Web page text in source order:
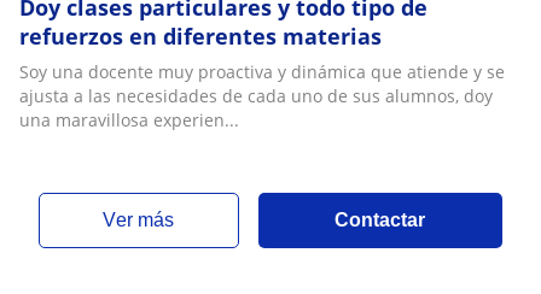
Doy clases particulares y todo tipo de
refuerzos en diferentes materias
Soy una docente muy proactiva y dinámica que atiende y se
ajusta a las necesidades de cada uno de sus alumnos, doy
una maravillosa experien...
ver más Contactar